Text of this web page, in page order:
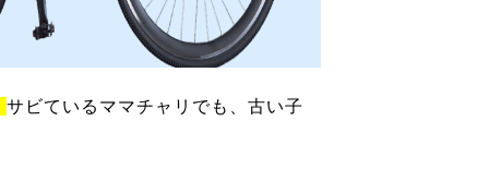
サビているママチャリでも、古い子